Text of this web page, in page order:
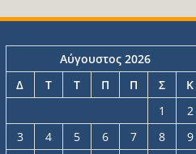
Αύγουστος 2026
Δ
Τ Τ Π Π Σ
Κ
1
2
3
4 5 6 7 8 9